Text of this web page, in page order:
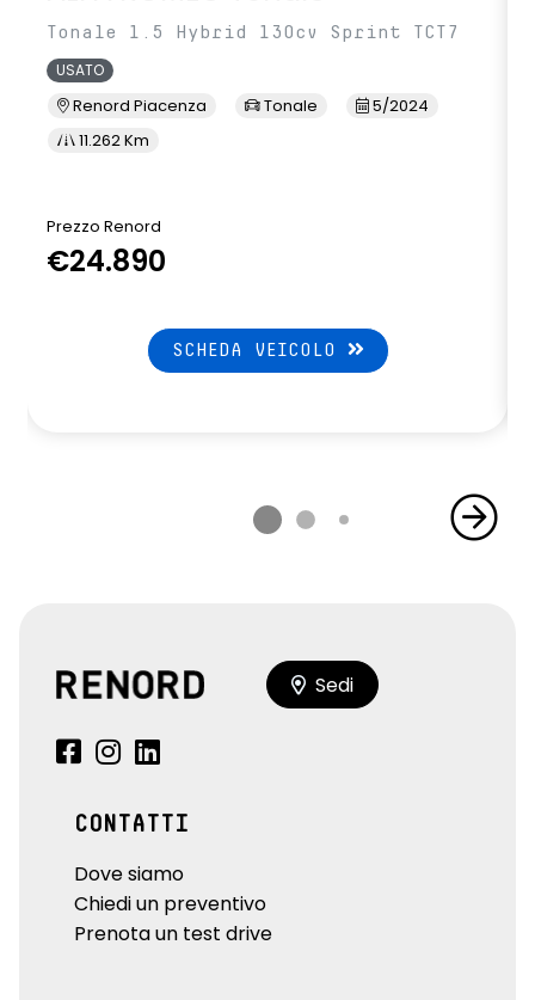
Tonale 1.5 Hybrid 130cv Sprint TCT7
USATO
Renord Piacenza Tonale
5/2024
11.262 Km
Prezzo Renord
€24.890
SCHEDA VEICOLO
Sedi
CONTATTI
Dove siamo
Chiedi un preventivo
Prenota un test drive